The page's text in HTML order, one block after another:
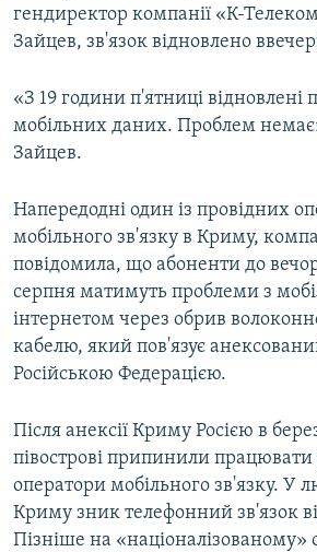
СПЕЦПРОЕКТИ
ДЕПОРТАЦІЯ
ВІДЕОУРОКИ «ELIFBE»
СВІДЧЕННЯ ОКУПАЦІЇ
ІНФОГРАФІКА
ЯК ОБІЙТИ БЛОКУВАННЯ
Русский
Qırımtatar
ДОЛУЧАЙСЯ!
Усі сайти RFE/RL
гендиректор компанії «К-
Зайцев, зв'язок відновлено
«З 19 години п'ятниці відновлені
мобільних даних. Проблем
Зайцев.
Напередодні один із провідних
мобільного зв'язку в Криму,
повідомила, що абоненти до
серпня матимуть проблеми з
інтернетом через обрив
кабелю, який пов'язує
Російською Федерацією.
Після анексії Криму Росією в
півострові припинили працювати
оператори мобільного зв'язку. У
Криму зник телефонний зв'язок
Пізніше на «націоналізованому»